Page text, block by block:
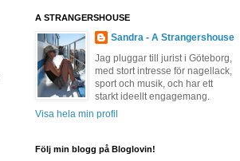
A STRANGERSHOUSE
Sandra - A Strangershouse
Jag pluggar till jurist i Göteborg,
med stort intresse för nagellack,
sport och musik, och har ett
starkt ideellt engagemang.
Visa hela min profil
Följ min blogg på Bloglovin!